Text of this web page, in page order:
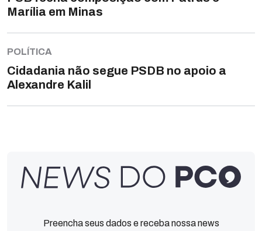
Marília em Minas
POLÍTICA
Cidadania não segue PSDB no apoio a
Alexandre Kalil
Preencha seus dados e receba nossa news